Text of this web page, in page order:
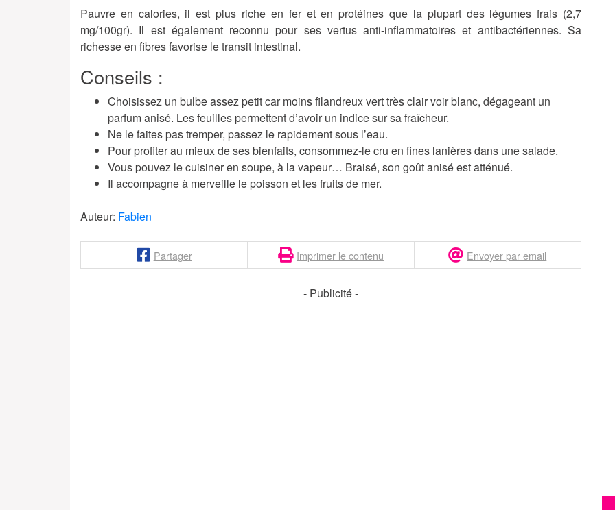
Pauvre en calories, il est plus riche en fer et en protéines que la plupart des légumes frais (2,7
mg/100gr). Il est également reconnu pour ses vertus anti-inflammatoires et antibactériennes. Sa
richesse en fibres favorise le transit intestinal.
Conseils :
Choisissez un bulbe assez petit car moins filandreux vert très clair voir blanc, dégageant un
parfum anisé. Les feuilles permettent d’avoir un indice sur sa fraîcheur.
Ne le faites pas tremper, passez le rapidement sous l’eau.
Pour profiter au mieux de ses bienfaits, consommez-le cru en fines lanières dans une salade.
Vous pouvez le cuisiner en soupe, à la vapeur… Braisé, son goût anisé est atténué.
Il accompagne à merveille le poisson et les fruits de mer.
Auteur: Fabien
Partager Imprimer le contenu Envoyer par email
- Publicité -